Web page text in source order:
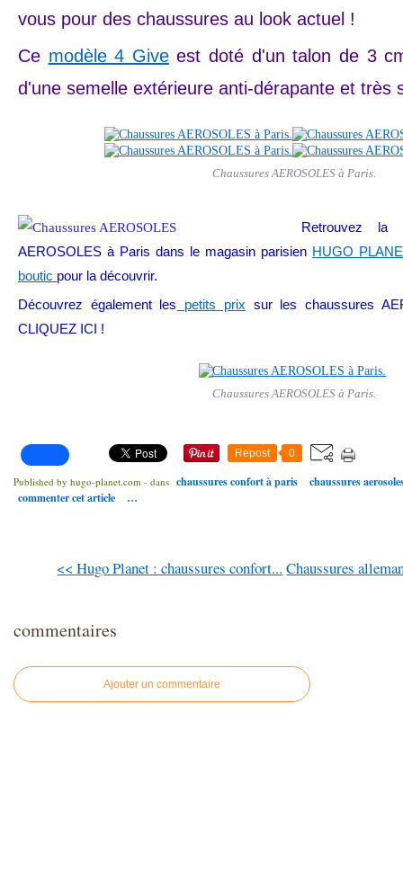
vous pour des chaussures au look actuel !
Ce modèle 4 Giveest doté d'un talon de 3
d'une semelle extérieure anti-dérapante et très
Chaussures AEROSOLES à Paris.
Retrouvez la
AEROSOLES à Paris dans le magasin parisien HUGO
boutic pour la découvrir.
Découvrez également les petits prix sur les chaussures
CLIQUEZ ICI !
Chaussures AEROSOLES à Paris.
Repost 0
Published by hugo-planet.com - dans chaussures confort à paris
chaussures
commenter cet article
…
<< Hugo Planet : chaussures confort... Chaussures
commentaires
Ajouter un commentaire